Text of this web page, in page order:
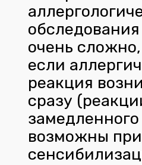
очень
если
реакция
сразу
возможны